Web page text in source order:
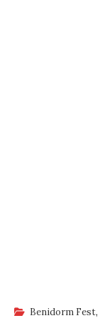
Benidorm Fest,